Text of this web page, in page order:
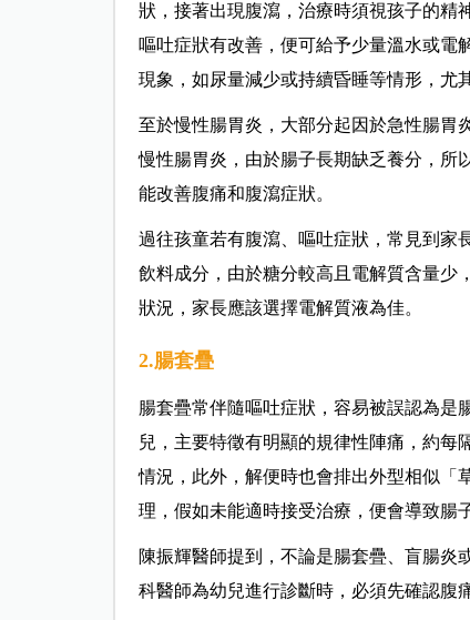
狀，接著出現腹瀉，治療時須視孩子的精
嘔吐症狀有改善，便可給予少量溫水或電
現象，如尿量減少或持續昏睡等情形，尤
至於慢性腸胃炎，大部分起因於急性腸胃
慢性腸胃炎，由於腸子長期缺乏養分，所
能改善腹痛和腹瀉症狀。
過往孩童若有腹瀉、嘔吐症狀，常見到家
飲料成分，由於糖分較高且電解質含量少
狀況，家長應該選擇電解質液為佳。
2.腸套疊
腸套疊常伴隨嘔吐症狀，容易被誤認為是
兒，主要特徵有明顯的規律性陣痛，約每
情況，此外，解便時也會排出外型相似「
理，假如未能適時接受治療，便會導致腸
陳振輝醫師提到，不論是腸套疊、盲腸炎
科醫師為幼兒進行診斷時，必須先確認腹